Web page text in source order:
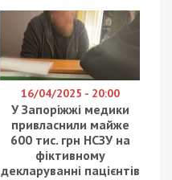
16/04/2025 - 20:00
У Запоріжжі медики
привласнили майже
600 тис. грн НСЗУ на
фіктивному
декларуванні пацієнтів